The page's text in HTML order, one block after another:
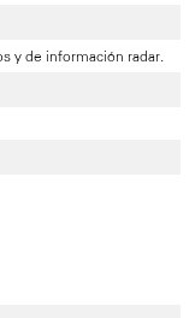
y de información radar.